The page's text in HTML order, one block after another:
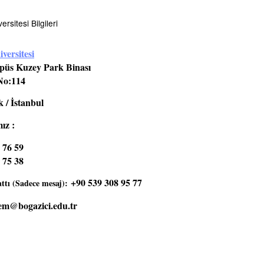
Bilgileri
Kuzey Park Binası
/ İstanbul
:
59
38
(Sadece mesaj): +90 539 308 95 77